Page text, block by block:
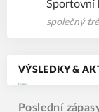
Sportovní
společný
VÝSLEDKY &
Poslední